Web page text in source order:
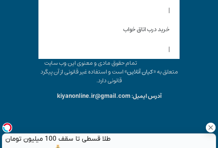
طلا قسطی تا سقف 100 میلیون تومان
|
خرید درب اتاق خواب
|
تمام حقوق مادی و معنوی این وب سایت
متعلق به «کیان آنلاین» است و استفاده غیر قانونی از آن پیگرد
قانونی دارد.
آدرس ایمیل: kiyanonline.ir@gmail.com